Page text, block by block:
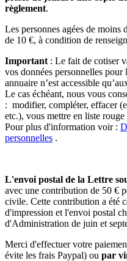
règlement.
Les personnes agées de
de 10 €, à condition de
Important : Le fait de cotiser
vos données personnelles
annuaire n’est accessible
Le cas échéant, nous vous
: modifier, compléter, effacer
etc.), vous mettre en liste
Pour plus d'information voir :
personnelles .
L'envoi postal de la Lettre
avec une contribution de 50 €
civile. Cette contribution a été
d'impression et l'envoi postal
d'Administration de juin et
Merci d'effectuer votre
évite les frais Paypal) ou par